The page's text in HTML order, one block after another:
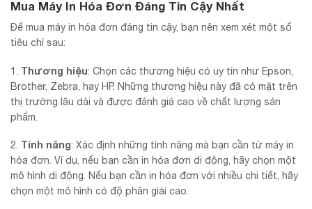
Mua Máy In Hóa Đơn Đáng Tin Cậy Nhất
Để mua máy in hóa đơn đáng tin cậy, bạn nên xem xét một số
tiêu chí sau:
1. Thương hiệu: Chọn các thương hiệu có uy tín như Epson,
Brother, Zebra, hay HP. Những thương hiệu này đã có mặt trên
thị trường lâu dài và được đánh giá cao về chất lượng sản
phẩm.
2. Tính năng: Xác định những tính năng mà bạn cần từ máy in
hóa đơn. Ví dụ, nếu bạn cần in hóa đơn di động, hãy chọn một
mô hình di động. Nếu bạn cần in hóa đơn với nhiều chi tiết, hãy
chọn một mô hình có độ phân giải cao.